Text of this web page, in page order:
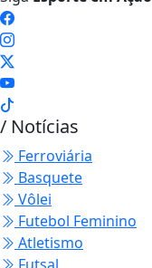
/ Notícias
Ferroviária
Basquete
Vôlei
Futebol Feminino
Atletismo